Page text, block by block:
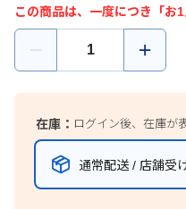
この商品は、一度につき「お1
在庫： ログイン後、在庫が
通常配送 / 店舗受